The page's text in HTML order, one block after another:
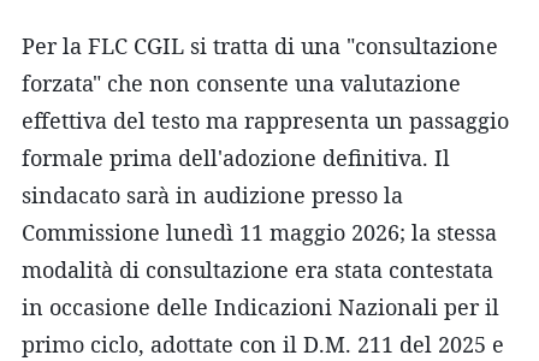
Per la FLC CGIL si tratta di una "consultazione
forzata" che non consente una valutazione
effettiva del testo ma rappresenta un passaggio
formale prima dell'adozione definitiva. Il
sindacato sarà in audizione presso la
Commissione lunedì 11 maggio 2026; la stessa
modalità di consultazione era stata contestata
in occasione delle Indicazioni Nazionali per il
primo ciclo, adottate con il D.M. 211 del 2025 e